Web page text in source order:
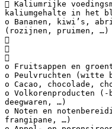
 Kaliumrijke
kaliumgehalte in het
o Bananen, kiwi’s,
(rozijnen, pruimen, …)



o Fruitsappen en
o Peulvruchten (witte
o Cacao, chocolade,
o
deegwaren, …)
o Noten en
frangipane, …)